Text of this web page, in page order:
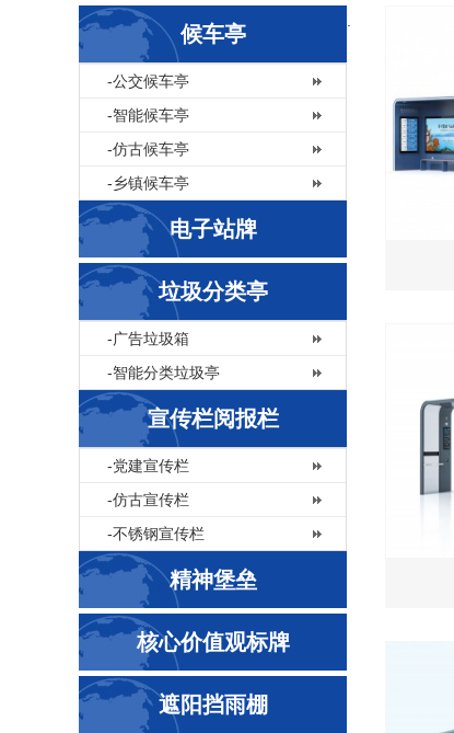
候车亭
-公交候车亭
-智能候车亭
-仿古候车亭
-乡镇候车亭
电子站牌
垃圾分类亭
-广告垃圾箱
-智能分类垃圾亭
宣传栏阅报栏
-党建宣传栏
-仿古宣传栏
-不锈钢宣传栏
精神堡垒
核心价值观标牌
遮阳挡雨棚